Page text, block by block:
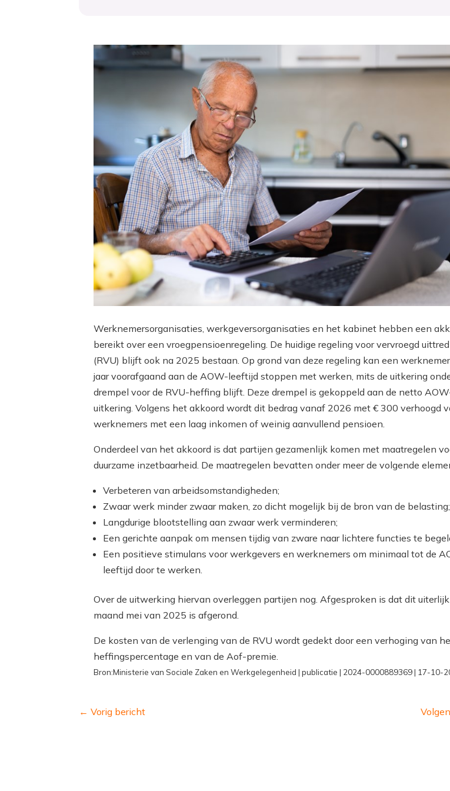
Werknemersorganisaties, werkgeversorganisaties en het kabinet hebben een
bereikt over een vroegpensioenregeling. De huidige regeling voor vervroegd
(RVU) blijft ook na 2025 bestaan. Op grond van deze regeling kan een
jaar voorafgaand aan de AOW-leeftijd stoppen met werken, mits de uitkering
drempel voor de RVU-heffing blijft. Deze drempel is gekoppeld aan de netto
uitkering. Volgens het akkoord wordt dit bedrag vanaf 2026 met € 300 verhoogd
werknemers met een laag inkomen of weinig aanvullend pensioen.
Onderdeel van het akkoord is dat partijen gezamenlijk komen met maatregelen
duurzame inzetbaarheid. De maatregelen bevatten onder meer de volgende
Verbeteren van arbeidsomstandigheden;
Zwaar werk minder zwaar maken, zo dicht mogelijk bij de bron van de belasting;
Langdurige blootstelling aan zwaar werk verminderen;
Een gerichte aanpak om mensen tijdig van zware naar lichtere functies te
Een positieve stimulans voor werkgevers en werknemers om minimaal tot de
leeftijd door te werken.
Over de uitwerking hiervan overleggen partijen nog. Afgesproken is dat dit
maand mei van 2025 is afgerond.
De kosten van de verlenging van de RVU wordt gedekt door een verhoging van
heffingspercentage en van de Aof-premie.
Bron:Ministerie van Sociale Zaken en Werkgelegenheid | publicatie | 2024-0000889369 | 17-10-
←Vorig bericht